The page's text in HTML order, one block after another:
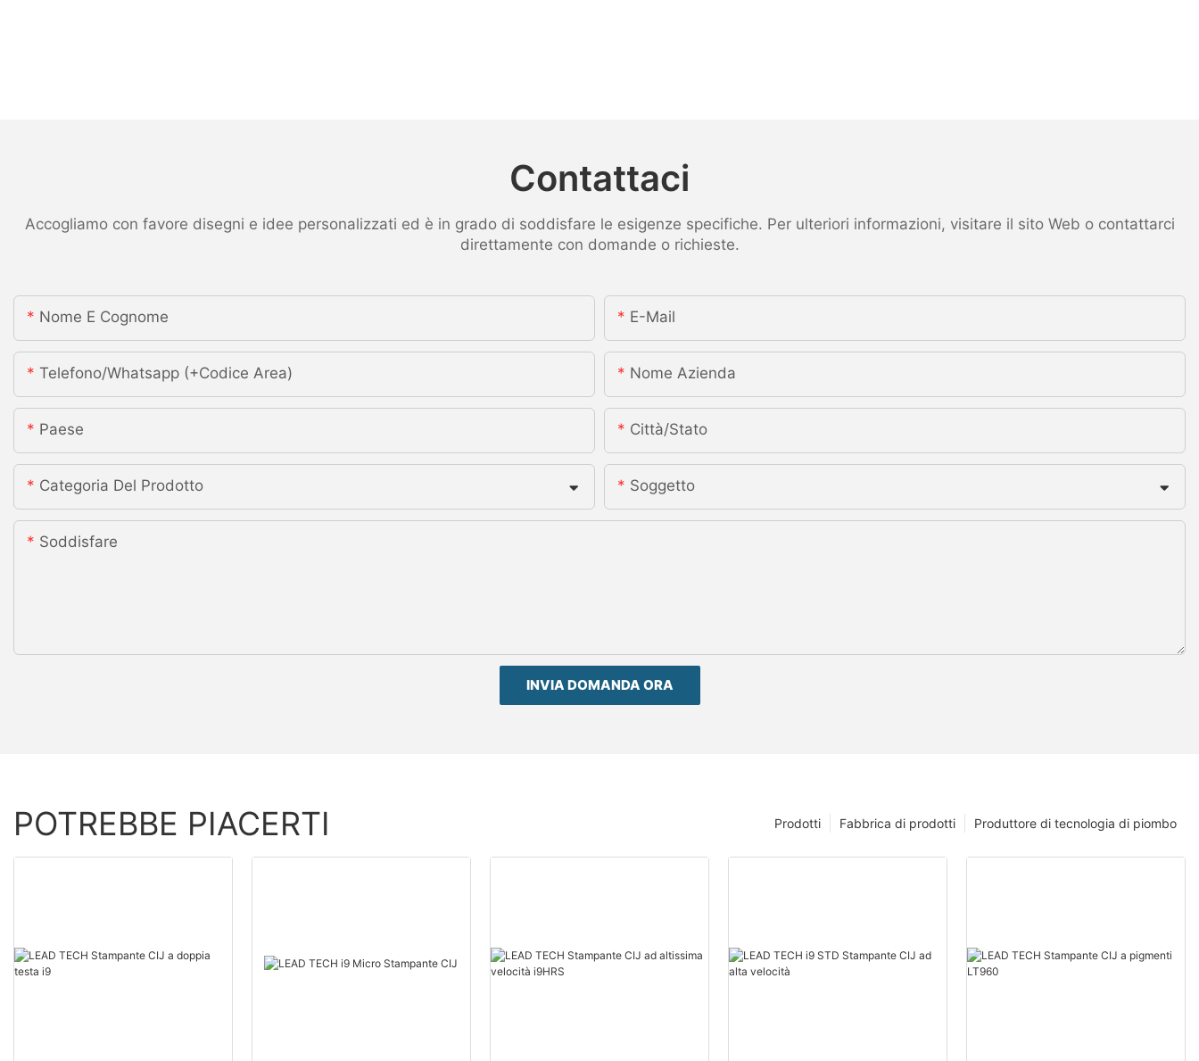
Contattaci
Accogliamo con favore disegni e idee personalizzati ed è in grado di soddisfare le esigenze specifiche. Per ulteriori informazioni, visitare il sito Web o contattarci
direttamente con domande o richieste.
Nome E Cognome E-Mail
Telefono/whatsapp (+codice Area) Nome Azienda
Paese Città/stato
Categoria Del Prodotto Soggetto
Soddisfare
INVIA DOMANDA ORA
POTREBBE PIACERTI Produttore di tecnologia di piombo
Fabbrica di prodotti
Prodotti